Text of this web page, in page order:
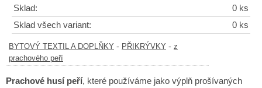
Sklad:
0 ks
Sklad všech variant:
0 ks
BYTOVÝ TEXTIL A DOPLŇKY - PŘIKRÝVKY - z
prachového peří
Prachové husí peří, které používáme jako výplň prošívaných